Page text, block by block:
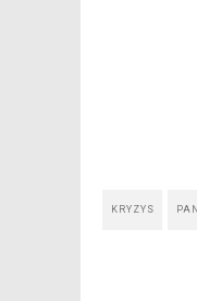
KRYZYS